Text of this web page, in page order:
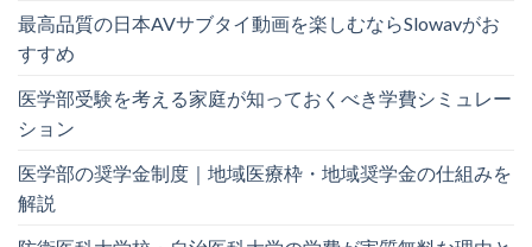
最高品質の日本AVサブタイ動画を楽しむならSlowavがお
すすめ
医学部受験を考える家庭が知っておくべき学費シミュレー
ション
医学部の奨学金制度｜地域医療枠・地域奨学金の仕組みを
解説